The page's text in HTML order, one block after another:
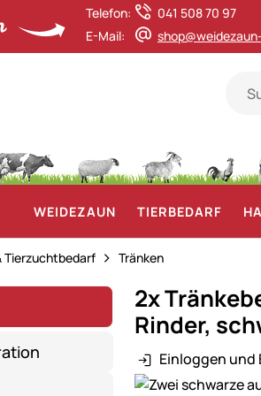
Telefon:
041 508 70 97
E-Mail:
WEIDEZAUN TIERBEDARF
Tierzuchtbedarf Tränken
2x
Rinder,
Einloggen und
Produktgalerie